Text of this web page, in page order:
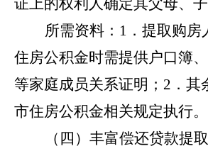
证上的权利人确定其父母、子
所需资料： 1．提取购房
住房公积金时需提供户口簿
等家庭成员关系证明；2．其
市住房公积金相关规定执行。
（四）丰富偿还贷款提